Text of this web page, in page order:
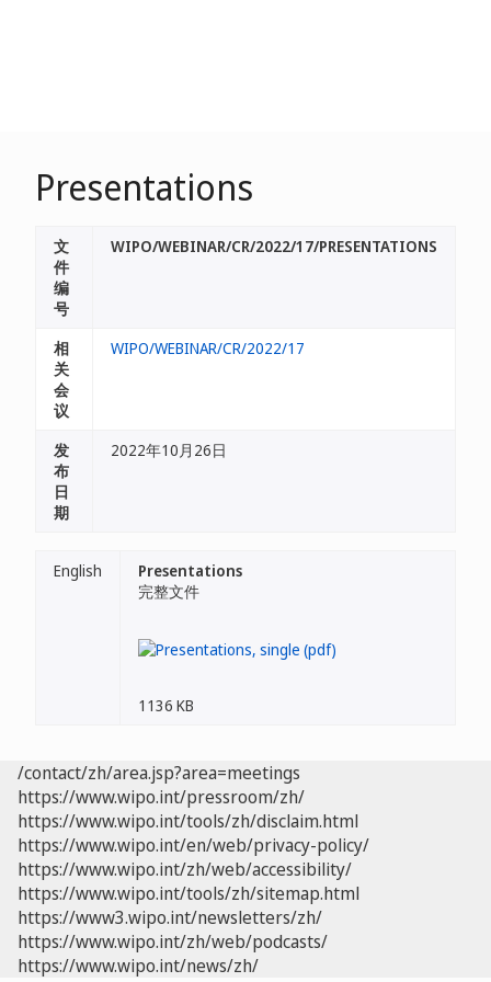
Presentations
文
件
编
号
WIPO/WEBINAR/CR/2022/17/PRESENTATIONS
相
关
会
议
WIPO/WEBINAR/CR/2022/17
发
布
日
期
2022年10月26日
English
Presentations
完整文件
1136 KB
/contact/zh/area.jsp?area=meetings
https://www.wipo.int/pressroom/zh/
https://www.wipo.int/tools/zh/disclaim.html
https://www.wipo.int/en/web/privacy-policy/
https://www.wipo.int/zh/web/accessibility/
https://www.wipo.int/tools/zh/sitemap.html
https://www3.wipo.int/newsletters/zh/
https://www.wipo.int/zh/web/podcasts/
https://www.wipo.int/news/zh/